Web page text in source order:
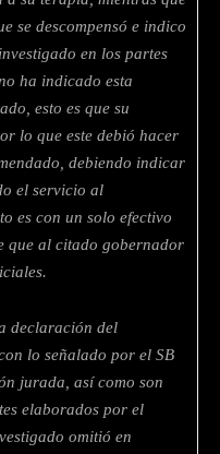
descompensó e indico
en los partes
ha indicado esta
esto es que su
lo que este debió hacer
debiendo indicar
el servicio al
es con un solo efectivo
que al citado gobernador
declaración del
lo señalado por el SB
jurada, así como son
elaborados por el
omitió en